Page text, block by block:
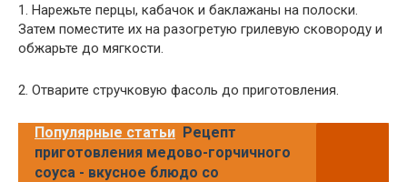
1. Нарежьте перцы, кабачок и баклажаны на полоски.
Затем поместите их на разогретую грилевую сковороду и
обжарьте до мягкости.
2. Отварите стручковую фасоль до приготовления.
Популярные статьи Рецепт
приготовления медово-горчичного
соуса - вкусное блюдо со